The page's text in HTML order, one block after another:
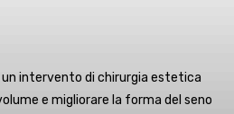
intervento di chirurgia estetica
e migliorare la forma del seno